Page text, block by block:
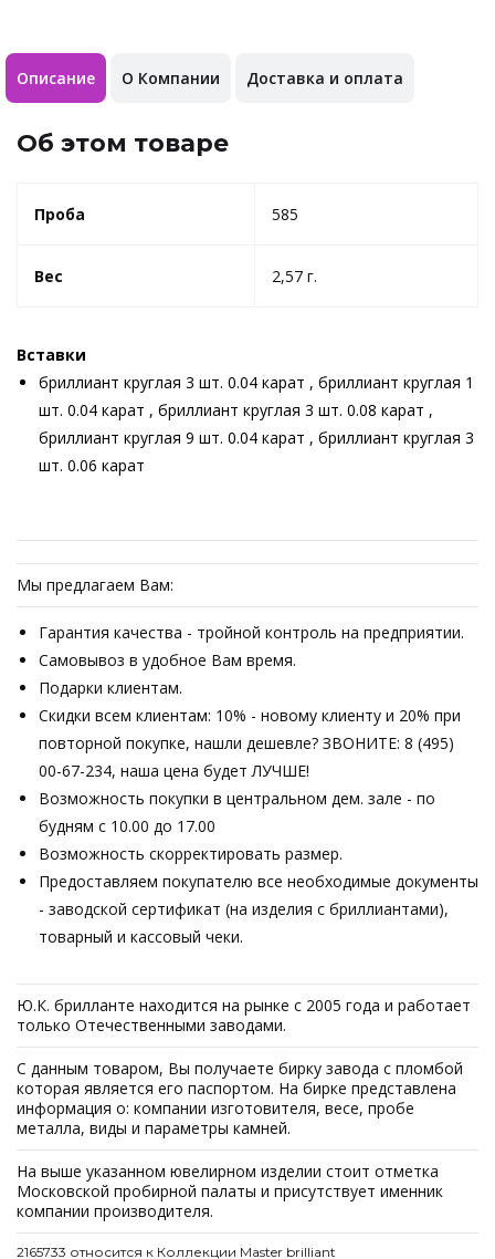
Описание О Компании Доставка и оплата
Об этом товаре
Проба 585
Вес 2,57 г.
Вставки
бриллиант круглая 3 шт. 0.04 карат , бриллиант круглая 1
шт. 0.04 карат , бриллиант круглая 3 шт. 0.08 карат ,
бриллиант круглая 9 шт. 0.04 карат , бриллиант круглая 3
шт. 0.06 карат
Мы предлагаем Вам:
Гарантия качества - тройной контроль на предприятии.
Самовывоз в удобное Вам время.
Подарки клиентам.
Скидки всем клиентам: 10% - новому клиенту и 20% при
повторной покупке, нашли дешевле? ЗВОНИТЕ: 8 (495)
00-67-234, наша цена будет ЛУЧШЕ!
Возможность покупки в центральном дем. зале - по
будням с 10.00 до 17.00
Возможность скорректировать размер.
Предоставляем покупателю все необходимые документы
- заводской сертификат (на изделия с бриллиантами),
товарный и кассовый чеки.
Ю.К. брилланте находится на рынке с 2005 года и работает
только Отечественными заводами.
С данным товаром, Вы получаете бирку завода с пломбой
которая является его паспортом. На бирке представлена
информация о: компании изготовителя, весе, пробе
металла, виды и параметры камней.
На выше указанном ювелирном изделии стоит отметка
Московской пробирной палаты и присутствует именник
компании производителя.
2165733 относится к Коллекции Master brilliant